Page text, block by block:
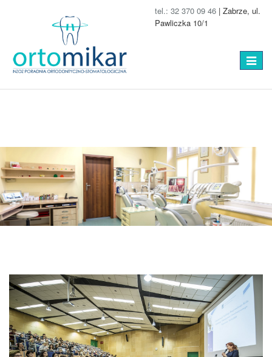
tel.: 32 370 09 46 | Zabrze, ul.
Pawliczka 10/1
Toggle